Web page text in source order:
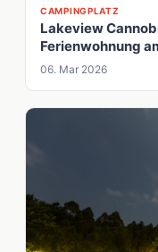
CAMPINGPLATZ
Lakeview
Ferienwohnung
06. Mar 2026